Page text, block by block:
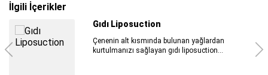
İlgili İçerikler
Meme Ameliyatı Sonrası Hızlı
Uygulanan meme ameliyatı sonrasında daha